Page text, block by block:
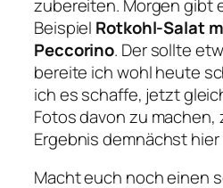
zubereiten. Morgen gibt
Beispiel Rotkohl-Salat
Peccorino. Der sollte
bereite ich wohl heute
ich es schaffe, jetzt
Fotos davon zu machen,
Ergebnis demnächst hier
Macht euch noch einen